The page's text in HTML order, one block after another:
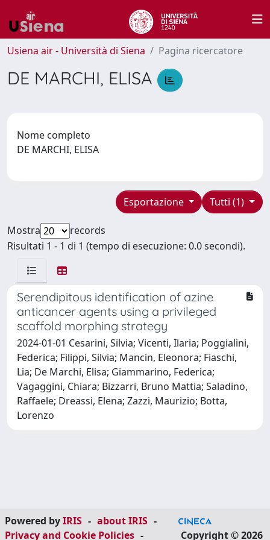
Usiena air - Università di Siena Pagina ricercatore
DE MARCHI, ELISA
Nome completo
DE MARCHI, ELISA
Tutti (1)
Esportazione
Mostra
records
Risultati 1 - 1 di 1 (tempo di esecuzione: 0.0 secondi).
Serendipitous identification of azine
anticancer agents using a privileged
scaffold morphing strategy
2024-01-01 Cesarini, Silvia; Vicenti, Ilaria; Poggialini,
Federica; Filippi, Silvia; Mancin, Eleonora; Fiaschi,
Lia; De Marchi, Elisa; Giammarino, Federica;
Vagaggini, Chiara; Bizzarri, Bruno Mattia; Saladino,
Raffaele; Dreassi, Elena; Zazzi, Maurizio; Botta,
Lorenzo
Powered byIRIS - about IRIS -
Privacy and Cookie Policies - Copyright © 2026